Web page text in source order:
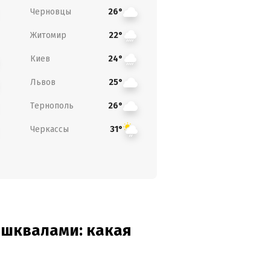
Черновцы 26°
Житомир 22°
Киев 24°
Львов 25°
Тернополь 26°
Черкассы 31°
какая